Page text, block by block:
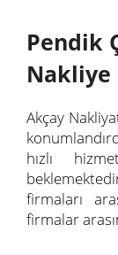
Pendik
Nakliye
Akçay
hızlı
firmaları
firmalar